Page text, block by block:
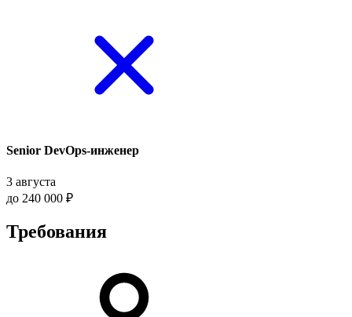
Senior DevOps-инженер
3 августа
до 240 000 ₽
Требования